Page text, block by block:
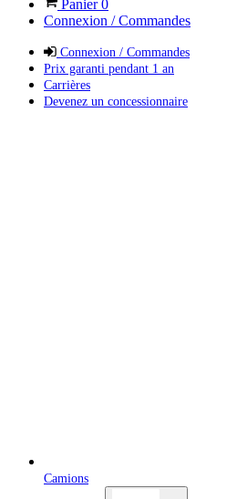
Panier0
Connexion / Commandes
Connexion / Commandes
Prix garanti pendant 1 an
Carrières
Devenez un concessionnaire
Camions